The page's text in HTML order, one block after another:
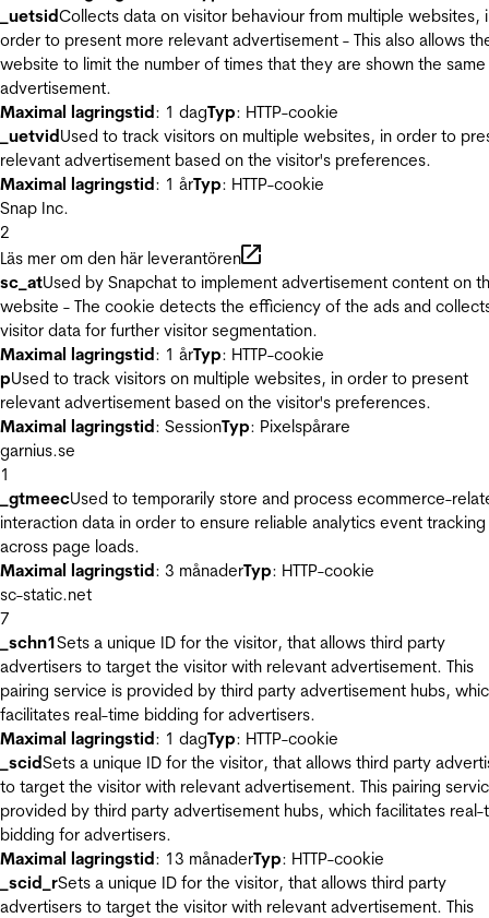
_uetsidCollects data on visitor behaviour from multiple websites,
order to present more relevant advertisement - This also allows
website to limit the number of times that they are shown the same
advertisement.
Maximal lagringstid: 1 dagTyp: HTTP-cookie
_uetvidUsed to track visitors on multiple websites, in order to
relevant advertisement based on the visitor's preferences.
Maximal lagringstid: 1 årTyp: HTTP-cookie
Snap Inc.
2
Läs mer om den här leverantören
sc_atUsed by Snapchat to implement advertisement content on
website - The cookie detects the efficiency of the ads and
visitor data for further visitor segmentation.
Maximal lagringstid: 1 årTyp: HTTP-cookie
pUsed to track visitors on multiple websites, in order to present
relevant advertisement based on the visitor's preferences.
Maximal lagringstid: SessionTyp: Pixelspårare
garnius.se
1
_gtmeecUsed to temporarily store and process ecommerce-
interaction data in order to ensure reliable analytics event tracking
across page loads.
Maximal lagringstid: 3 månaderTyp: HTTP-cookie
sc-static.net
7
_schn1Sets a unique ID for the visitor, that allows third party
advertisers to target the visitor with relevant advertisement. This
pairing service is provided by third party advertisement hubs,
facilitates real-time bidding for advertisers.
Maximal lagringstid: 1 dagTyp: HTTP-cookie
_scidSets a unique ID for the visitor, that allows third party
to target the visitor with relevant advertisement. This pairing
provided by third party advertisement hubs, which facilitates real-
bidding for advertisers.
Maximal lagringstid: 13 månaderTyp: HTTP-cookie
_scid_rSets a unique ID for the visitor, that allows third party
advertisers to target the visitor with relevant advertisement. This